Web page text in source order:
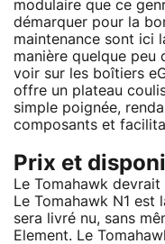
modulaire que ce
démarquer pour la
maintenance sont ici
manière quelque peu
voir sur les boîtiers
offre un plateau
simple poignée,
composants et
Prix et
Le Tomahawk
Le Tomahawk N1
sera livré nu, sans
Element. Le